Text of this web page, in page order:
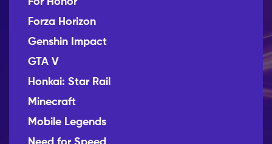
Forza Horizon
Genshin Impact
GTA V
Honkai: Star Rail
Minecraft
Mobile Legends